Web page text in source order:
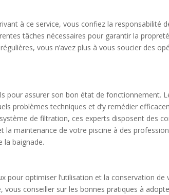
à ce service, vous confiez la responsabilité
tâches nécessaires pour garantir la
vous n’avez plus à vous soucier des
pour assurer son bon état de fonctionnement.
problèmes techniques et d’y remédier
de filtration, ces experts disposent des
maintenance de votre piscine à des
la baignade.
pour optimiser l’utilisation et la conservation de
vous conseiller sur les bonnes pratiques à